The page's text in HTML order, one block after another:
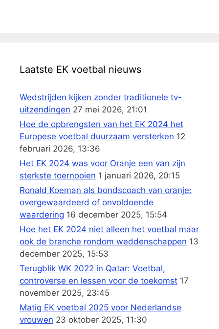
Laatste EK voetbal nieuws
Wedstrijden kijken zonder traditionele tv-
uitzendingen 27 mei 2026, 21:01
Hoe de opbrengsten van het EK 2024 het
Europese voetbal duurzaam versterken 12
februari 2026, 13:36
Het EK 2024 was voor Oranje een van zijn
sterkste toernooien 1 januari 2026, 20:15
Ronald Koeman als bondscoach van oranje:
overgewaardeerd of onvoldoende
waardering 16 december 2025, 15:54
Hoe het EK 2024 niet alleen het voetbal maar
ook de branche rondom weddenschappen 13
december 2025, 15:53
Terugblik WK 2022 in Qatar: Voetbal,
controverse en lessen voor de toekomst 17
november 2025, 23:45
Matig EK voetbal 2025 voor Nederlandse
vrouwen 23 oktober 2025, 11:30